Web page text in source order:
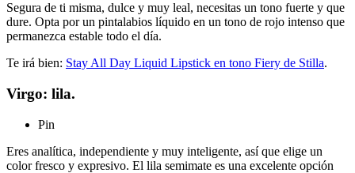
Segura de ti misma, dulce y muy leal, necesitas un tono fuerte y que
dure. Opta por un pintalabios líquido en un tono de rojo intenso que
permanezca estable todo el día.
Te irá bien: Stay All Day Liquid Lipstick en tono Fiery de Stilla.
Virgo: lila.
Pin
Eres analítica, independiente y muy inteligente, así que elige un
color fresco y expresivo. El lila semimate es una excelente opción